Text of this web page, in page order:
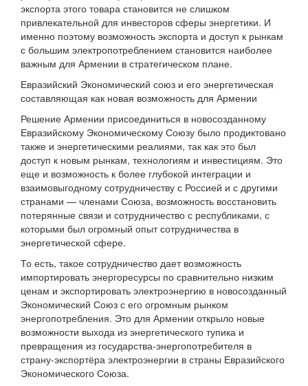
экспорта этого товара становится не слишком
привлекательной для инвесторов сферы энергетики. И
именно поэтому возможность экспорта и доступ к рынкам
с большим электропотреблением становится наиболее
важным для Армении в стратегическом плане.
Евразийский Экономический союз и его энергетическая
составляющая как новая возможность для Армении
Решение Армении присоединиться в новосозданному
Евразийскому Экономическому Союзу было продиктовано
также и энергетическими реалиями, так как это был
доступ к новым рынкам, технологиям и инвестициям. Это
еще и возможность к более глубокой интеграции и
взаимовыгодному сотрудничеству с Россией и с другими
странами — членами Союза, возможность восстановить
потерянные связи и сотрудничество с республиками, с
которыми был огромный опыт сотрудничества в
энергетической сфере.
То есть, такое сотрудничество дает возможность
импортировать энергоресурсы по сравнительно низким
ценам и экспортировать электроэнергию в новосозданный
Экономический Союз с его огромным рынком
энергопотребления. Это для Армении открыло новые
возможности выхода из энергетического тупика и
превращения из государства-энергопотребителя в
страну-экспортёра электроэнергии в страны Евразийского
Экономического Союза.